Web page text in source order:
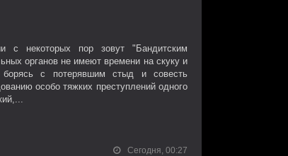
Сегодня, 00:27
с некоторых пор зовут "Бандитским
органов не имеют времени на скуку и
борясь с потерявшим стыд и совесть
особо тяжких преступлений одного